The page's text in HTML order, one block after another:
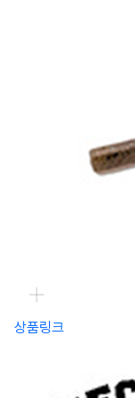
상품링크